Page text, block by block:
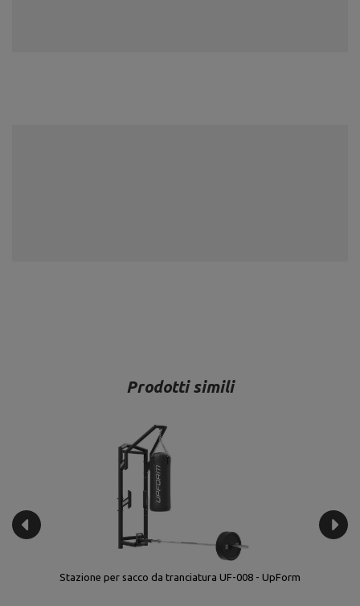
Prodotti simili
Stazione per sacco da tranciatura UF-008 - UpForm